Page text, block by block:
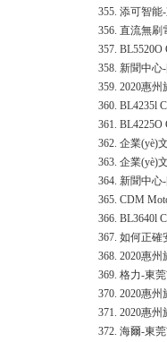
355. 添可智能
356. 直流無刷
357. BL5520O
358. 新聞中心
359. 2020惠州
360. BL4235l
361. BL4225O
362. 企業(yè)
363. 企業(yè)
364. 新聞中心
365. CDM
366. BL3640l
367. 如何正確
368. 2020惠州
369. 格力-東
370. 2020惠州
371. 2020惠州
372. 海爾-東